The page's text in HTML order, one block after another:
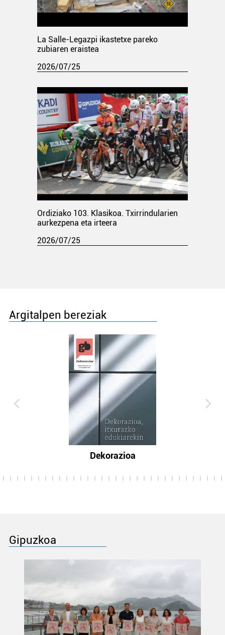
La Salle-Legazpi ikastetxe pareko
zubiaren eraistea
2026/07/25
Ordiziako 103. Klasikoa. Txirrindularien
aurkezpena eta irteera
2026/07/25
Argitalpen bereziak
Dekorazioa
Gipuzkoa